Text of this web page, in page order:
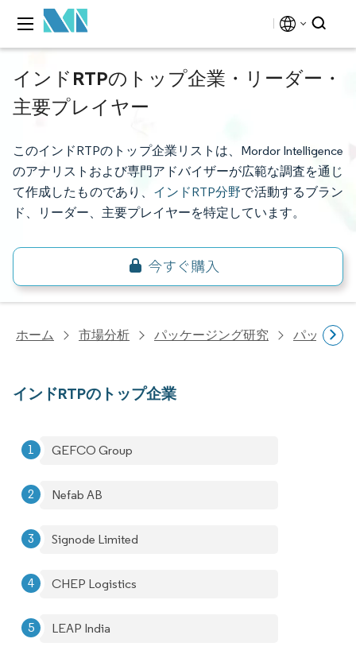
インドRTPのトップ企業・リーダー・
主要プレイヤー
このインドRTPのトップ企業リストは、Mordor Intelligence
のアナリストおよび専門アドバイザーが広範な調査を通じ
て作成したものであり、 インドRTP分野で活動するブラン
ド、リーダー、主要プレイヤーを特定しています。
ホーム 市場分析 パッケージング研究 パッケー
インドRTPのトップ企業
GEFCO Group
Nefab AB
Signode Limited
CHEP Logistics
LEAP India